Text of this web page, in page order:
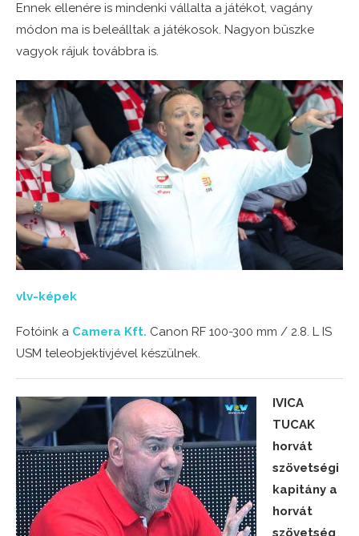
Ennek ellenére is mindenki vállalta a játékot, vagány
módon ma is beleálltak a játékosok. Nagyon büszke
vagyok rájuk továbbra is.
vlv-képek
Fotóink a Camera Kft. Canon RF 100-300 mm / 2.8. L IS
USM teleobjektívjével készülnek.
IVICA
TUCAK
horvát
szövetségi
kapitány a
horvát
szövetség